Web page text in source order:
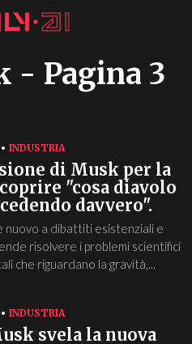
- Pagina 3
INDUSTRIA
di Musk per la
"cosa diavolo
davvero".
nuovo a dibattiti esistenziali e
risolvere i problemi scientifici
che riguardano la gravità,...
INDUSTRIA
svela la nuova